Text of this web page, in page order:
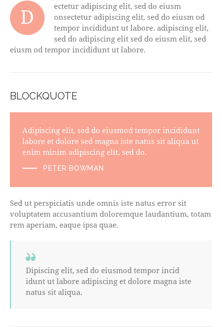
D
ectetur adipiscing elit, sed do eiusm
onsectetur adipiscing elit, sed do eiusm od
tempor incididunt ut labore. adipiscing elit,
sed do adipiscing elit sed do eiusm elit, sed
eiusm od tempor incididunt ut labore.
BLOCKQUOTE
Adipiscing elit, sed do eiusmod tempor incididunt
labore et dolore sed magna iste natus sit aliqua ut
enim minim adipiscing elit, sed do.
PETER BOWMAN
Sed ut perspiciatis unde omnis iste natus error sit
voluptatem accusantium doloremque laudantium, totam
rem aperiam, eaque ipsa quae.
Dipiscing elit, sed do eiusmod tempor incid
idunt ut labore adipiscing et dolore magna iste
natus sit aliqua.